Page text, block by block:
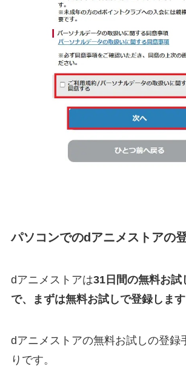
パソコンでのdアニメストアの
dアニメストアは31日間の無料お試
で、まずは無料お試しで登録します
dアニメストアの無料お試しの登録
りです。